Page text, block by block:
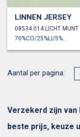
LINNEN JERSEY
08534.014 LICHT MUNT
Aantal per pagina:
Verzekerd zijn
beste prijs, keuze